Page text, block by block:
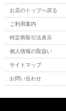
お店のトップへ戻る
ご利用案内
特定商取引法表示
個人情報の取扱い
サイトマップ
お問い合わせ